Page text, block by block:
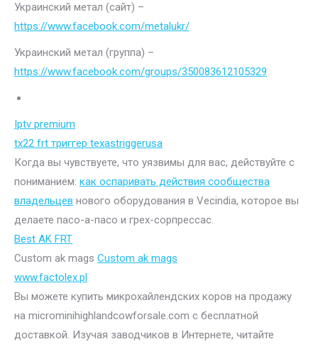
Украинский метал (сайт) –
https://www.facebook.com/metalukr/
Украинский метал (группа) –
https://www.facebook.com/groups/350083612105329
Iptv premium
tx22 frt триггер texastriggerusa
Когда вы чувствуете, что уязвимы для вас, действуйте с
пониманием: как оспаривать действия сообщества
владельцев нового оборудования в Vecindia, которое вы
делаете пасо-а-пасо и грех-сорпрессас.
Best AK FRT
Custom ak mags Custom ak mags
www.factolex.pl
Вы можете купить микрохайлендских коров на продажу
на microminihighlandcowforsale.com с бесплатной
доставкой. Изучая заводчиков в Интернете, читайте